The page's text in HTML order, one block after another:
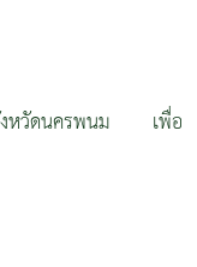
จังหวัดนครพนม เพื่อ